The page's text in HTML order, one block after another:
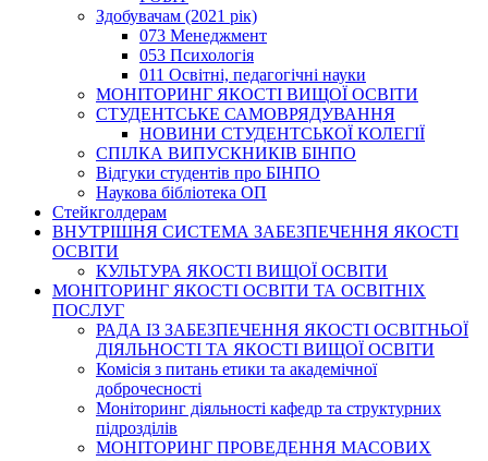
Здобувачам (2021 рік)
073 Менеджмент
053 Психологія
011 Освітні, педагогічні науки
МОНІТОРИНГ ЯКОСТІ ВИЩОЇ ОСВІТИ
СТУДЕНТСЬКЕ САМОВРЯДУВАННЯ
НОВИНИ СТУДЕНТСЬКОЇ КОЛЕГІЇ
СПІЛКА ВИПУСКНИКІВ БІНПО
Відгуки студентів про БІНПО
Наукова бібліотека ОП
Стейкголдерам
ВНУТРІШНЯ СИСТЕМА ЗАБЕЗПЕЧЕННЯ ЯКОСТІ
ОСВІТИ
КУЛЬТУРА ЯКОСТІ ВИЩОЇ ОСВІТИ
МОНІТОРИНГ ЯКОСТІ ОСВІТИ ТА ОСВІТНІХ
ПОСЛУГ
РАДА ІЗ ЗАБЕЗПЕЧЕННЯ ЯКОСТІ ОСВІТНЬОЇ
ДІЯЛЬНОСТІ ТА ЯКОСТІ ВИЩОЇ ОСВІТИ
Комісія з питань етики та академічної
доброчесності
Моніторинг діяльності кафедр та структурних
підрозділів
МОНІТОРИНГ ПРОВЕДЕННЯ МАСОВИХ